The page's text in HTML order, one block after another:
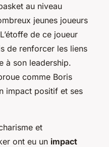
au niveau
jeunes joueurs
de ce joueur
de renforcer les liens
à son leadership.
comme Boris
impact positif et ses
et
ont eu un impact